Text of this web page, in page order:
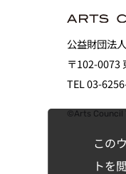
この
トを
公益財団法
〒102-0073
TEL 03-
©Arts Council